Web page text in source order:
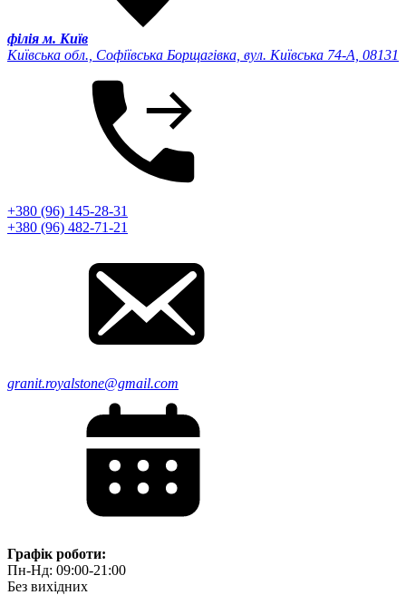
філія м. Київ
Київська обл., Софіївська Борщагівка, вул. Київська 74-А, 08131
+380 (96) 145-28-31
+380 (96) 482-71-21
granit.royalstone@gmail.com
Графік роботи:
Пн-Нд: 09:00-21:00
Без вихідних